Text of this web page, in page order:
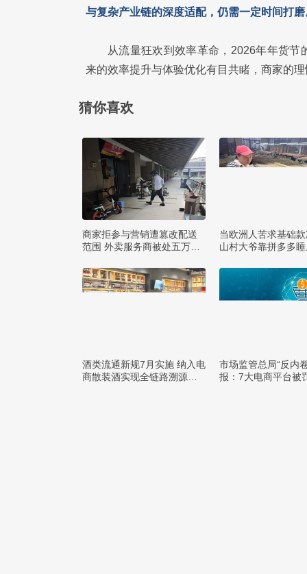
与复杂产业链的深度适配，仍需一定时间打磨
从流量狂欢到效率革命，2026年年货
来的效率提升与体验优化有目共睹，商家的
猜你喜欢
商家拒参与营销遭篡改配送
范围 外卖服务商被处五万罚
当欧洲人苦求基础
山村大爷靠拼多多
酒类流通新规7月实施 纳入电
商散装酒实现全链路溯源监
市场监管总局“反内
报：7大电商平台被